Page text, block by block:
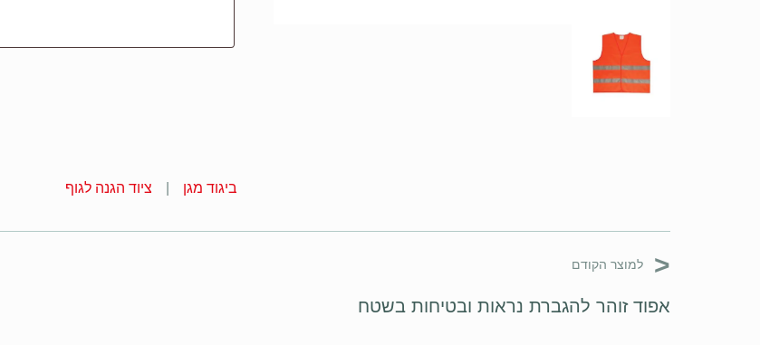
ביגוד מגן ציוד הגנה לגוף
< למוצר הקודם
אפוד זוהר להגברת נראות ובטיחות בשטח